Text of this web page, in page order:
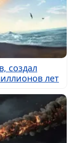
создал
лет